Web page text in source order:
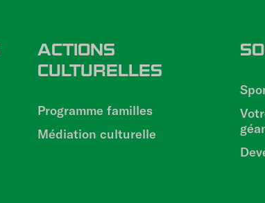
ACTIONS
CULTURELLES
Programme familles
Médiation culturelle